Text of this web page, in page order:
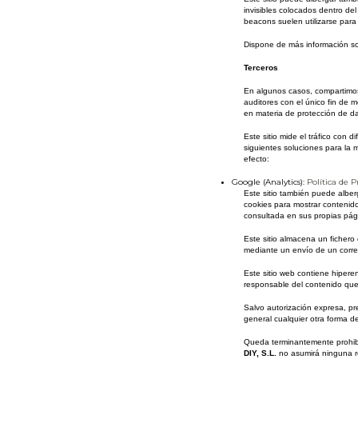
invisibles colocados dentro
beacons suelen utilizarse
Dispone de más información
Terceros
En algunos casos,
auditores con el único fin de
en materia de protección de
Este sitio mide el tráfico con
siguientes soluciones para la
efecto:
Google (Analytics): Política de
Este sitio también puede
cookies para mostrar
consultada en sus propias
Este sitio almacena un
mediante un envío de un
Este sitio web contiene
responsable del contenido
Salvo autorización expresa,
general cualquier otra forma
Queda terminantemente
DIY, S.L.
no asumirá ninguna